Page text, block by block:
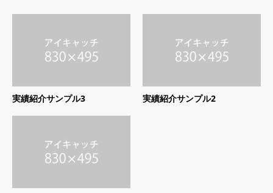
実績紹介サンプル3 実績紹介サンプル2